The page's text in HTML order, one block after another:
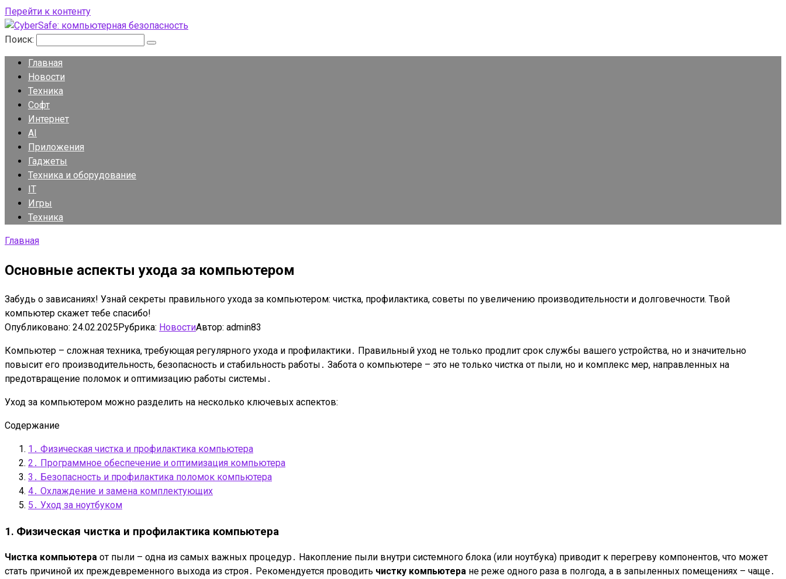
Перейти к контенту
Поиск:
Главная
Новости
Техника
Софт
Интернет
AI
Приложения
Гаджеты
Техника и оборудование
IT
Игры
Техника
Главная
Основные аспекты ухода за компьютером
Забудь о зависаниях! Узнай секреты правильного ухода за компьютером: чистка, профилактика, советы по увеличению производительности и долговечности. Твой
компьютер скажет тебе спасибо!
Опубликовано: 24.02.2025Рубрика: НовостиАвтор: admin83
Компьютер – сложная техника, требующая регулярного ухода и профилактики․ Правильный уход не только продлит срок службы вашего устройства, но и значительно
повысит его производительность, безопасность и стабильность работы․ Забота о компьютере – это не только чистка от пыли, но и комплекс мер, направленных на
предотвращение поломок и оптимизацию работы системы․
Уход за компьютером можно разделить на несколько ключевых аспектов:
Содержание
1․ Физическая чистка и профилактика компьютера
2․ Программное обеспечение и оптимизация компьютера
3․ Безопасность и профилактика поломок компьютера
4․ Охлаждение и замена комплектующих
5․ Уход за ноутбуком
1․ Физическая чистка и профилактика компьютера
Чистка компьютера от пыли – одна из самых важных процедур․ Накопление пыли внутри системного блока (или ноутбука) приводит к перегреву компонентов, что может
стать причиной их преждевременного выхода из строя․ Рекомендуется проводить чистку компьютера не реже одного раза в полгода, а в запыленных помещениях – чаще․